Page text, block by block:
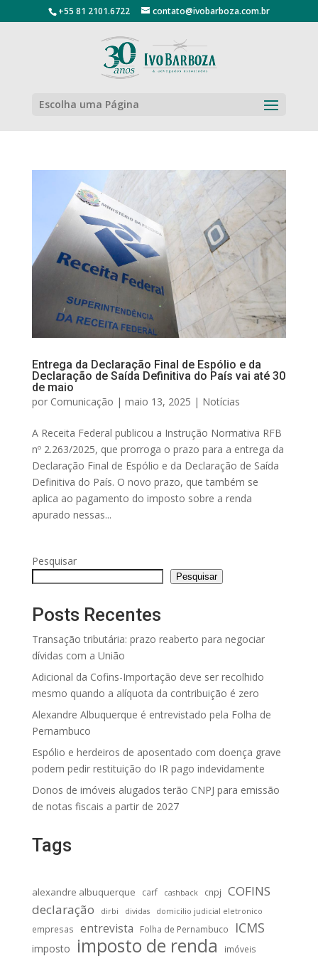
+55 81 2101.6722 contato@ivobarboza.com.br
Escolha uma Página
Entrega da Declaração Final de Espólio e da
Declaração de Saída Definitiva do País vai até 30
de maio
por Comunicação | maio 13, 2025 | Notícias
A Receita Federal publicou a Instrução Normativa RFB
nº 2.263/2025, que prorroga o prazo para a entrega da
Declaração Final de Espólio e da Declaração de Saída
Definitiva do País. O novo prazo, que também se
aplica ao pagamento do imposto sobre a renda
apurado nessas...
Pesquisar
Pesquisar
Posts Recentes
Transação tributária: prazo reaberto para negociar
dívidas com a União
Adicional da Cofins-Importação deve ser recolhido
mesmo quando a alíquota da contribuição é zero
Alexandre Albuquerque é entrevistado pela Folha de
Pernambuco
Espólio e herdeiros de aposentado com doença grave
podem pedir restituição do IR pago indevidamente
Donos de imóveis alugados terão CNPJ para emissão
de notas fiscais a partir de 2027
Tags
alexandre albuquerque carf cashback cnpj
COFINS
declaração
dirbi dividas domicilio judicial eletronico
empresas entrevista Folha de Pernambuco ICMS
imposto imposto de renda imóveis